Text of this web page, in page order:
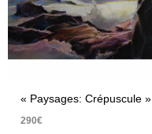
« Paysages: Crépuscule »
290€